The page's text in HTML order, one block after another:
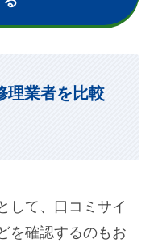
理業者を比較
して、口コミサイ
を確認するのもお